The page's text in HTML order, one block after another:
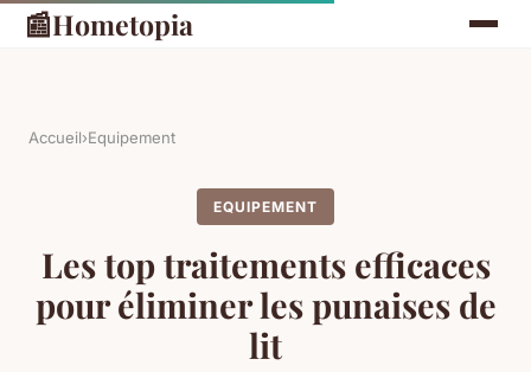
📰Hometopia
Accueil›Equipement
EQUIPEMENT
Les top traitements efficaces
pour éliminer les punaises de
lit